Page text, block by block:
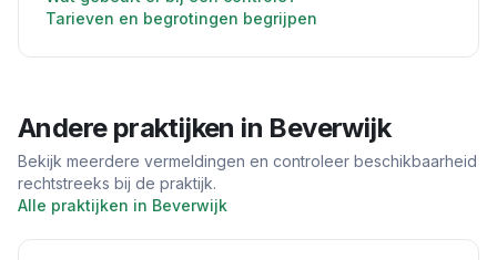
Tarieven en begrotingen begrijpen
Andere praktijken in Beverwijk
Bekijk meerdere vermeldingen en controleer beschikbaarheid
rechtstreeks bij de praktijk.
Alle praktijken in Beverwijk